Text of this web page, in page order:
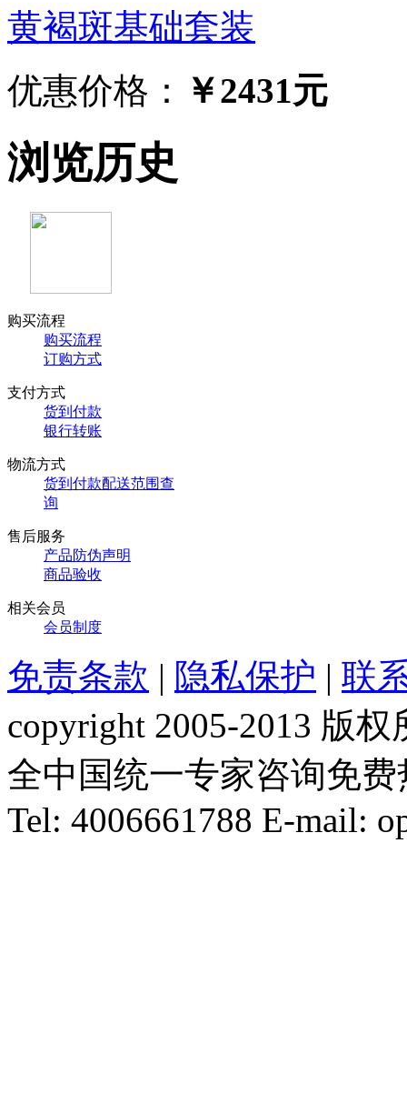
黄褐斑基础套装
优惠价格：
￥2431元
浏览历史
购买流程
购买流程
订购方式
支付方式
货到付款
银行转账
物流方式
货到付款配送范围查
询
售后服务
产品防伪声明
商品验收
相关会员
会员制度
免责条款 | 隐私保护 | 联
copyright 2005-2013 版
全中国统一专家咨询免费
Tel: 4006661788 E-mail: